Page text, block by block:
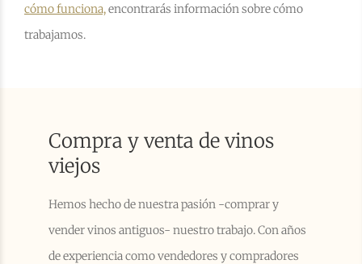
cómo funciona,encontrarás información sobre cómo
trabajamos.
Compra y venta de vinos
viejos
Hemos hecho de nuestra pasión -comprar y
vender vinos antiguos- nuestro trabajo. Con años
de experiencia como vendedores y compradores